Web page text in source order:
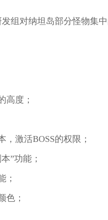
组对纳坦岛部分怪物集
高度；
激活BOSS的权限；
”功能；
；
色；